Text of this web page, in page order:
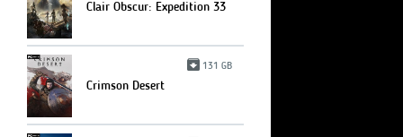
Clair Obscur: Expedition 33
131 GB
Crimson Desert